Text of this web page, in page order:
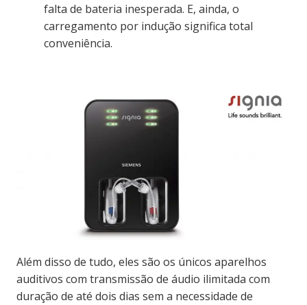
falta de bateria inesperada. E, ainda, o
carregamento por indução significa total
conveniência.
Além disso de tudo, eles são os únicos aparelhos
auditivos com transmissão de áudio ilimitada com
duração de até dois dias sem a necessidade de